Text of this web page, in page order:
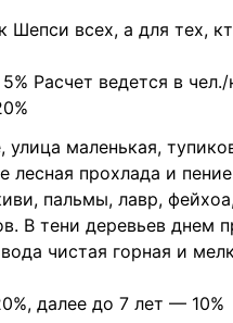
Шепси всех, а для тех,
Расчет ведется в чел./
маленькая,
лесная прохлада и
пальмы, лавр,
В тени деревьев днем
чистая горная и
далее до 7 лет — 10%